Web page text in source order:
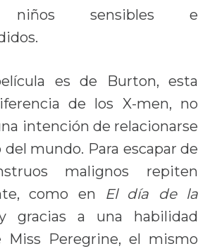
niños sensibles e
es de Burton, esta
de los X-men, no
intención de relacionarse
mundo. Para escapar de
malignos repiten
como en El día de la
a una habilidad
Miss Peregrine, el mismo